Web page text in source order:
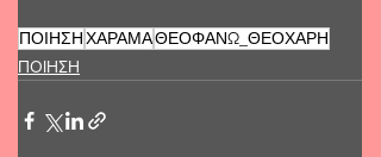
ΠΟΙΗΣΗΧΑΡΑΜΑΘΕΟΦΑΝΩ_ΘΕΟΧΑΡΗ
ΠΟΙΗΣΗ